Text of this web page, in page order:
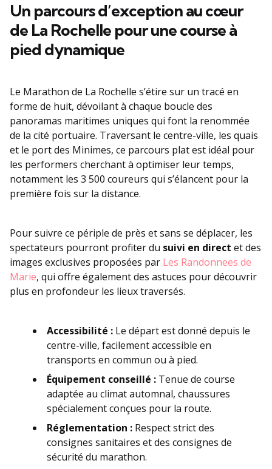
Un parcours d’exception au cœur
de La Rochelle pour une course à
pied dynamique
Le Marathon de La Rochelle s’étire sur un tracé en
forme de huit, dévoilant à chaque boucle des
panoramas maritimes uniques qui font la renommée
de la cité portuaire. Traversant le centre-ville, les quais
et le port des Minimes, ce parcours plat est idéal pour
les performers cherchant à optimiser leur temps,
notamment les 3 500 coureurs qui s’élancent pour la
première fois sur la distance.
Pour suivre ce périple de près et sans se déplacer, les
spectateurs pourront profiter du suivi en direct et des
images exclusives proposées par Les Randonnees de
Marie, qui offre également des astuces pour découvrir
plus en profondeur les lieux traversés.
Accessibilité : Le départ est donné depuis le
centre-ville, facilement accessible en
transports en commun ou à pied.
Équipement conseillé : Tenue de course
adaptée au climat automnal, chaussures
spécialement conçues pour la route.
Réglementation : Respect strict des
consignes sanitaires et des consignes de
sécurité du marathon.